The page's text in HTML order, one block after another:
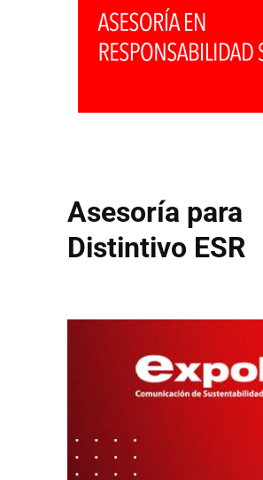
Asesoría para
Distintivo ESR